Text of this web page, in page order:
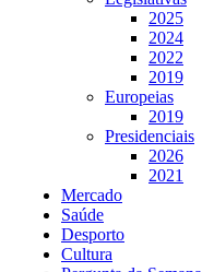
2025
2024
2022
2019
Europeias
2019
Presidenciais
2026
2021
Mercado
Saúde
Desporto
Cultura